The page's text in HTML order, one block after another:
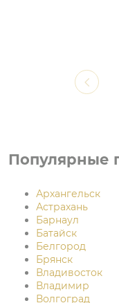
Популярные
Архангельск
Астрахань
Барнаул
Батайск
Белгород
Брянск
Владивосток
Владимир
Волгоград